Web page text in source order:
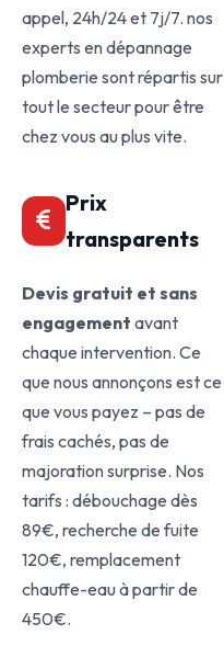
appel, 24h/24 et 7j/7. nos
experts en dépannage
plomberie sont répartis sur
tout le secteur pour être
chez vous au plus vite.
Prix
transparents
Devis gratuit et sans
engagement avant
chaque intervention. Ce
que nous annonçons est ce
que vous payez – pas de
frais cachés, pas de
majoration surprise. Nos
tarifs : débouchage dès
89€, recherche de fuite
120€, remplacement
chauffe-eau à partir de
450€.